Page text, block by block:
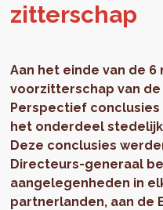
zit­ter­schap
Aan het einde van de
voorzitterschap van
Perspectief
het onderdeel
Deze conclusies
Directeurs-generaal
aangelegenheden in
partnerlanden, aan de